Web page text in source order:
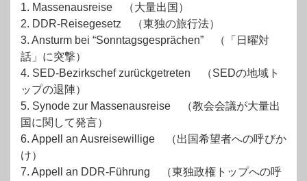
1. Massenausreise （大量出国）
2. DDR-Reisegesetz （東独の旅行法）
3. Ansturm bei “Sonntagsgesprächen” （「日曜対
話」に突撃）
4. SED-Bezirkschef zurückgetreten （SEDの地域ト
ップの退陣）
5. Synode zur Massenausreise （教会会議が大量出
国に関して発言）
6. Appell an Ausreisewillige （出国希望者への呼びか
け）
7. Appell an DDR-Führung （東独政権トップへの呼